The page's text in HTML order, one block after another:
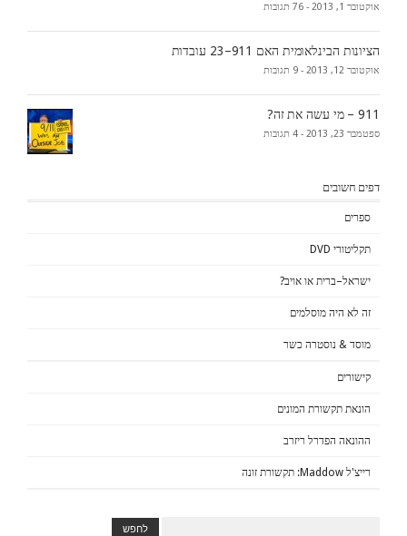
אוקטובר 1, 2013 - 76 תגובות
הציונות הבינלאומית האם 911–23 עובדות
אוקטובר 12, 2013 - 9 תגובות
911 – מי עשה את זה?
ספטמבר 23, 2013 - 4 תגובות
דפים חשובים
ספרים
תקליטורי DVD
ישראל–ברית או אויב?
זה לא היה מוסלמים
מוסד & נוסטרה כשר
קישורים
הונאת תקשורת המונים
ההונאה הפדרל ריזרב
רייצ'ל Maddow: תקשורת זונה